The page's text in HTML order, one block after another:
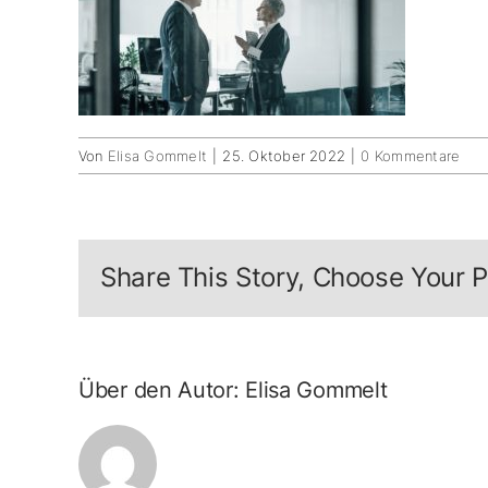
Von Elisa Gommelt 25. Oktober 2022 0 Kommentare
Share This Story, Choose Your
Über den Autor: Elisa Gommelt